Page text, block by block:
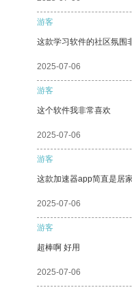
游客
这款学习软件的社区氛围
2025-07-06
游客
这个软件我非常喜欢
2025-07-06
游客
这款加速器app简直是居
2025-07-06
游客
超棒啊 好用
2025-07-06